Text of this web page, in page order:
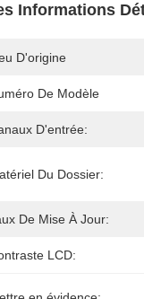
Informations
D'origine
De Modèle
D'entrée:
Du Dossier:
De Mise À Jour:
LCD: